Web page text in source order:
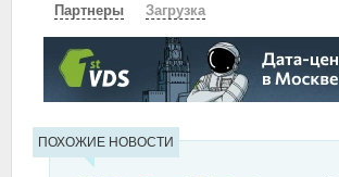
Партнеры Загрузка
СКАЧАТЬ ЗЕРКАЛО ЗЕРКАЛО №2
ПОХОЖИЕ НОВОСТИ